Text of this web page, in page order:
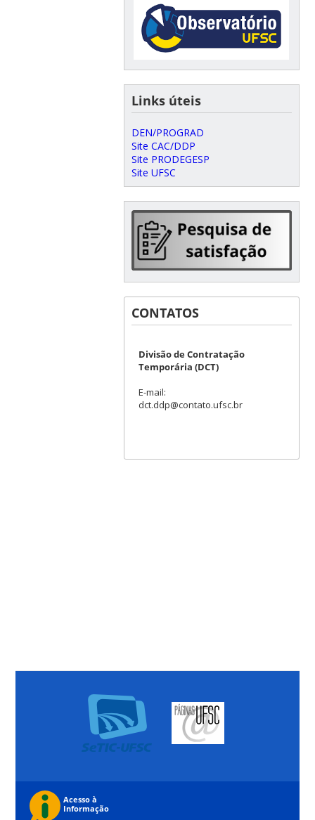
Links úteis
DEN/PROGRAD
Site CAC/DDP
Site PRODEGESP
Site UFSC
CONTATOS
Divisão de Contratação
Temporária (DCT)
E-mail:
dct.ddp@contato.ufsc.br